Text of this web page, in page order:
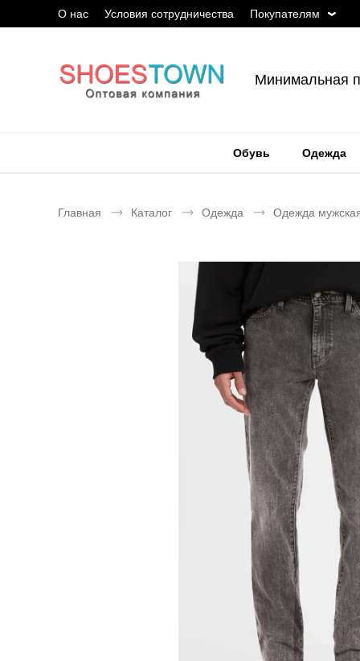
О нас Условия сотрудничества Покупателям
Минимальная
Обувь Одежда
Главная Каталог Одежда Одежда